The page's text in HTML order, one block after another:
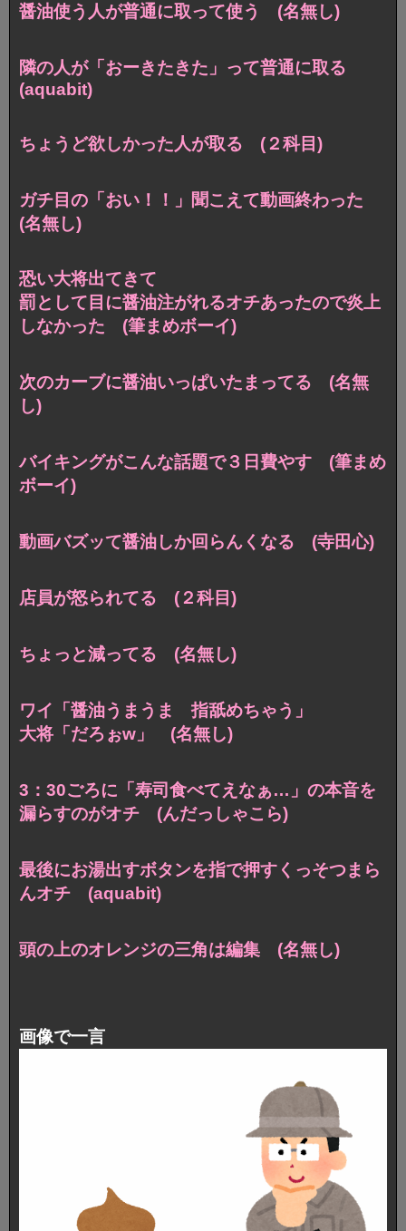
醤油使う人が普通に取って使う (名無し)
隣の人が「おーきたきた」って普通に取る
(aquabit)
ちょうど欲しかった人が取る (２科目)
ガチ目の「おい！！」聞こえて動画終わった
(名無し)
恐い大将出てきて
罰として目に醤油注がれるオチあったので炎上
しなかった (筆まめボーイ)
次のカーブに醤油いっぱいたまってる (名無
し)
バイキングがこんな話題で３日費やす (筆まめ
ボーイ)
動画バズッて醤油しか回らんくなる (寺田心)
店員が怒られてる (２科目)
ちょっと減ってる (名無し)
ワイ「醤油うまうま 指舐めちゃう」
大将「だろぉw」 (名無し)
3：30ごろに「寿司食べてえなぁ…」の本音を
漏らすのがオチ (んだっしゃこら)
最後にお湯出すボタンを指で押すくっそつまら
んオチ (aquabit)
頭の上のオレンジの三角は編集 (名無し)
画像で一言